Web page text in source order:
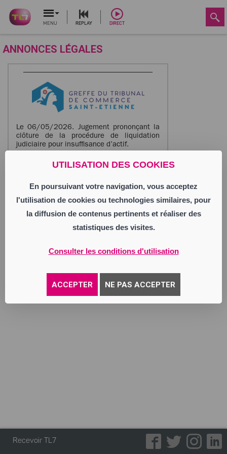
UTILISATION DES COOKIES
En poursuivant votre navigation, vous acceptez
l'utilisation de cookies ou technologies similaires, pour
la diffusion de contenus pertinents et réaliser des
statistiques des visites.
Consulter les conditions d'utilisation
ACCEPTER NE PAS ACCEPTER
MENU REPLAY DIRECT
ANNONCES LÉGALES
Le 06/05/2026. Jugement prononçant la
clôture de la procédure de liquidation
judiciaire pour insuffisance d’actif.
42000 Saint-Étienne
928 564 186 RCS Saint Etienne
Activité : bar, exploitation d’une licence iv ;
restauration sur place ; petite épicerie à
Recevoir TL7